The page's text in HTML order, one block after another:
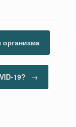
организма
19? →